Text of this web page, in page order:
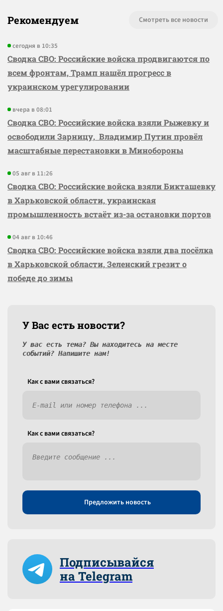
Рекомендуем Смотреть все новости
сегодня в 10:35
Сводка СВО: Российские войска продвигаются по
всем фронтам, Трамп нашёл прогресс в
украинском урегулировании
вчера в 08:01
Сводка СВО: Российские войска взяли Рыжевку и
освободили Зарницу, Владимир Путин провёл
масштабные перестановки в Минобороны
05 авг в 11:26
Сводка СВО: Российские войска взяли Бикташевку
в Харьковской области, украинская
промышленность встаёт из-за остановки портов
04 авг в 10:46
Сводка СВО: Российские войска взяли два посёлка
в Харьковской области, Зеленский грезит о
победе до зимы
У Вас есть новости?
У вас есть тема? Вы находитесь на месте
событий? Напишите нам!
Как c вами связаться?
Как c вами связаться?
Предложить новость
Подписывайся
на Telegram